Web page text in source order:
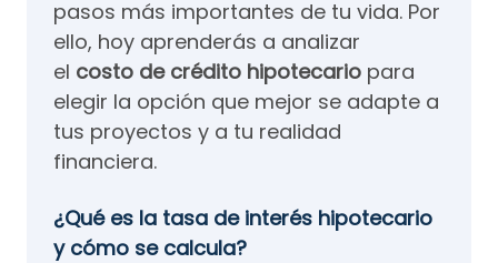
pasos más importantes de tu vida. Por
ello, hoy aprenderás a analizar
el costo de crédito hipotecario para
elegir la opción que mejor se adapte a
tus proyectos y a tu realidad
financiera.
¿Qué es la tasa de interés hipotecario
y cómo se calcula?